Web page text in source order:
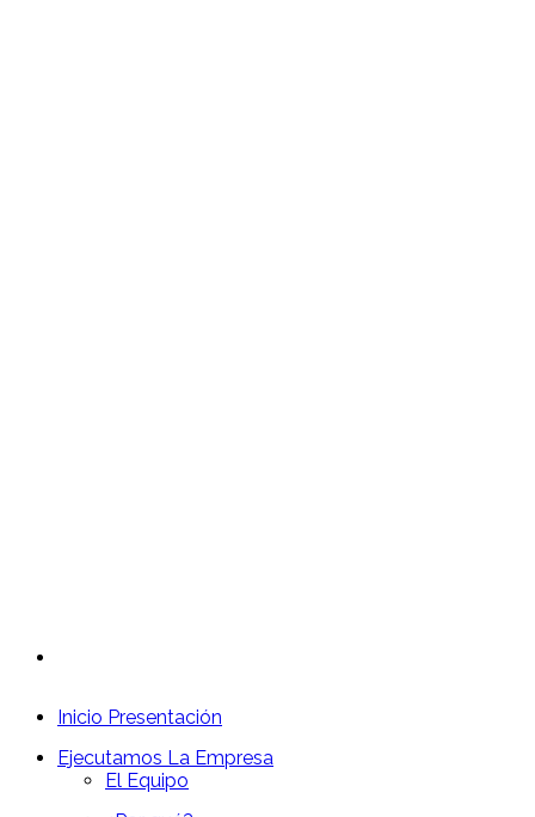
Inicio Presentación
Ejecutamos La Empresa
El Equipo